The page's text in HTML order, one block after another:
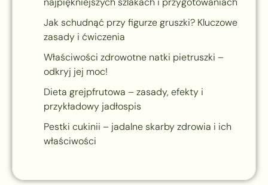
Jak schudnąć przy figurze gruszki? Kluczowe
zasady i ćwiczenia
Właściwości zdrowotne natki pietruszki –
odkryj jej moc!
Dieta grejpfrutowa – zasady, efekty i
przykładowy jadłospis
Pestki cukinii – jadalne skarby zdrowia i ich
właściwości